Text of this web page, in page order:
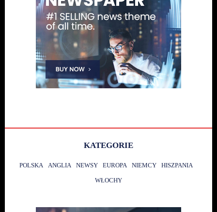
KATEGORIE
POLSKA ANGLIA NEWSY EUROPA NIEMCY HISZPANIA
WŁOCHY